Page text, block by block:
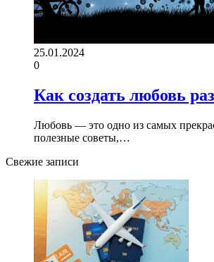
25.01.2024
0
Как создать любовь
Любовь — это одно из самых
полезные советы,…
Свежие записи